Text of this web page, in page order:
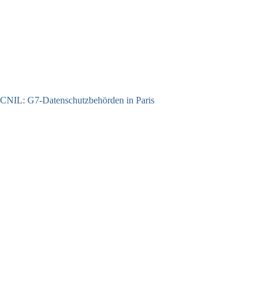
CNIL: G7-Datenschutzbehörden in Paris